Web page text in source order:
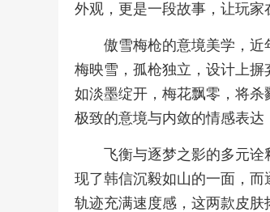
外观，更是一段故事，让玩家
傲雪梅枪的意境美学，
梅映雪，孤枪独立，设计上
如淡墨绽开，梅花飘零，将杀
极致的意境与内敛的情感表达
飞衡与逐梦之影的多元
现了韩信沉毅如山的一面，
轨迹充满速度感，这两款皮